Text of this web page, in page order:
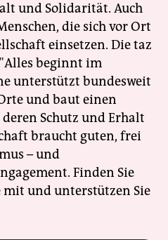
und Solidarität. Auch
die sich vor Ort
einsetzen. Die taz
beginnt im
unterstützt bundesweit
und baut einen
Schutz und Erhalt
braucht guten, frei
– und
Finden Sie
mit und unterstützen Sie